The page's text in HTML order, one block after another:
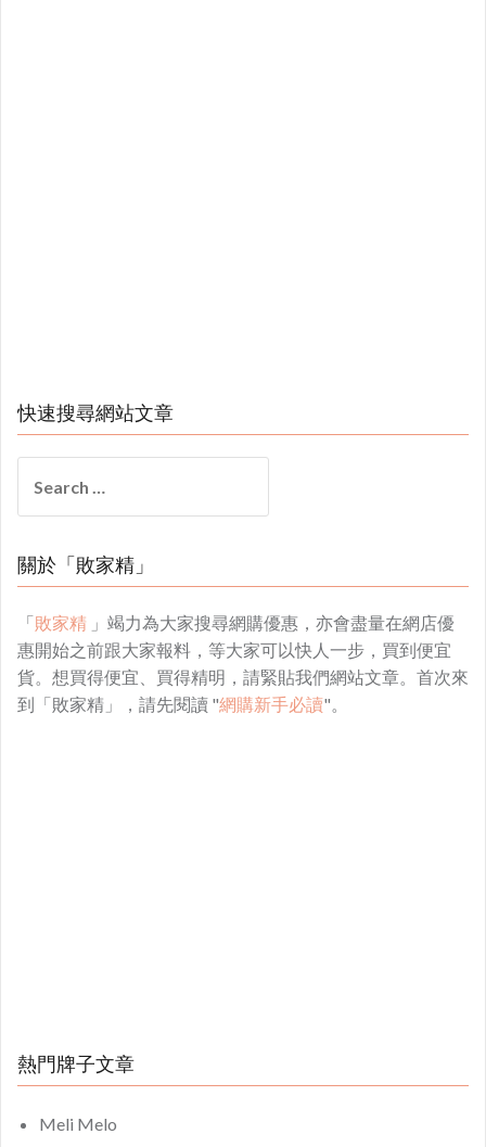
快速搜尋網站文章
for:
關於「敗家精」
「敗家精 」竭力為大家搜尋網購優惠，亦會盡量在網店優
惠開始之前跟大家報料，等大家可以快人一步，買到便宜
貨。想買得便宜、買得精明，請緊貼我們網站文章。首次來
到「敗家精」，請先閱讀 "網購新手必讀"。
熱門牌子文章
Meli Melo